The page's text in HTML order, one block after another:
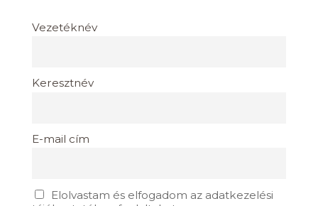
Vezetéknév
Keresztnév
E-mail cím
Elolvastam és elfogadom az adatkezelési